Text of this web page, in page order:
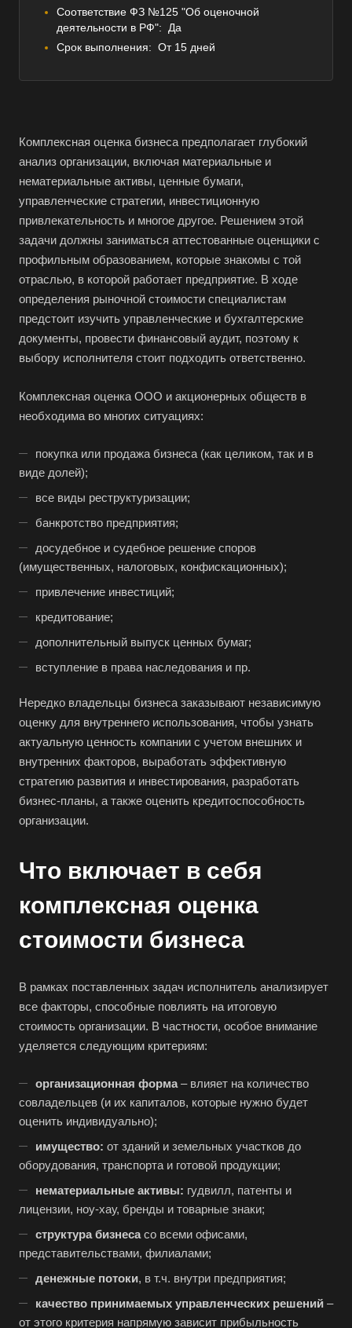
Соответствие ФЗ №125 "Об оценочной
деятельности в РФ":
Да
Срок выполнения: От 15 дней
Комплексная оценка бизнеса предполагает глубокий
анализ организации, включая материальные и
нематериальные активы, ценные бумаги,
управленческие стратегии, инвестиционную
привлекательность и многое другое. Решением этой
задачи должны заниматься аттестованные оценщики с
профильным образованием, которые знакомы с той
отраслью, в которой работает предприятие. В ходе
определения рыночной стоимости специалистам
предстоит изучить управленческие и бухгалтерские
документы, провести финансовый аудит, поэтому к
выбору исполнителя стоит подходить ответственно.
Комплексная оценка ООО и акционерных обществ в
необходима во многих ситуациях:
покупка или продажа бизнеса (как целиком, так и в
виде долей);
все виды реструктуризации;
банкротство предприятия;
досудебное и судебное решение споров
(имущественных, налоговых, конфискационных);
привлечение инвестиций;
кредитование;
дополнительный выпуск ценных бумаг;
вступление в права наследования и пр.
Нередко владельцы бизнеса заказывают независимую
оценку для внутреннего использования, чтобы узнать
актуальную ценность компании с учетом внешних и
внутренних факторов, выработать эффективную
стратегию развития и инвестирования, разработать
бизнес-планы, а также оценить кредитоспособность
организации.
Что включает в себя
комплексная оценка
стоимости бизнеса
В рамках поставленных задач исполнитель анализирует
все факторы, способные повлиять на итоговую
стоимость организации. В частности, особое внимание
уделяется следующим критериям:
организационная форма– влияет на количество
совладельцев (и их капиталов, которые нужно будет
оценить индивидуально);
имущество: от зданий и земельных участков до
оборудования, транспорта и готовой продукции;
нематериальные активы: гудвилл, патенты и
лицензии, ноу-хау, бренды и товарные знаки;
структура бизнесасо всеми офисами,
представительствами, филиалами;
денежные потоки, в т.ч. внутри предприятия;
качество принимаемых управленческих решений –
от этого критерия напрямую зависит прибыльность